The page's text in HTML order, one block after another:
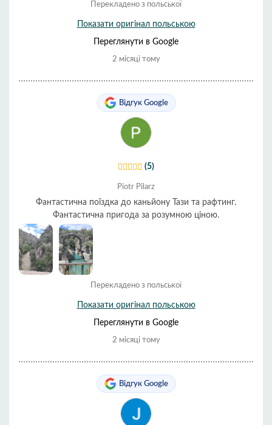
вчасно. Ми дуже рекомендуємо їх.
Перекладено з польської
Показати оригінал польською
Переглянути в Google
2 місяці тому
Відгук Google
(5)
Piotr Pilarz
Фантастична поїздка до каньйону Тази та рафтинг.
Фантастична пригода за розумною ціною.
Перекладено з польської
Показати оригінал польською
Переглянути в Google
2 місяці тому
Відгук Google